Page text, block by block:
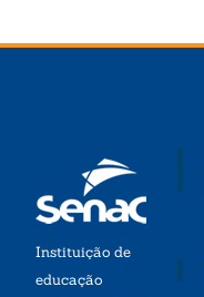
Instituição de
educação